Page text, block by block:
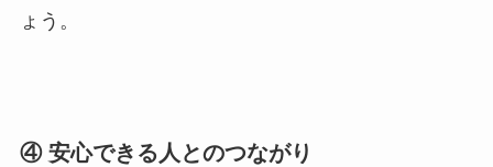
ょう。
④ 安心できる人とのつながり